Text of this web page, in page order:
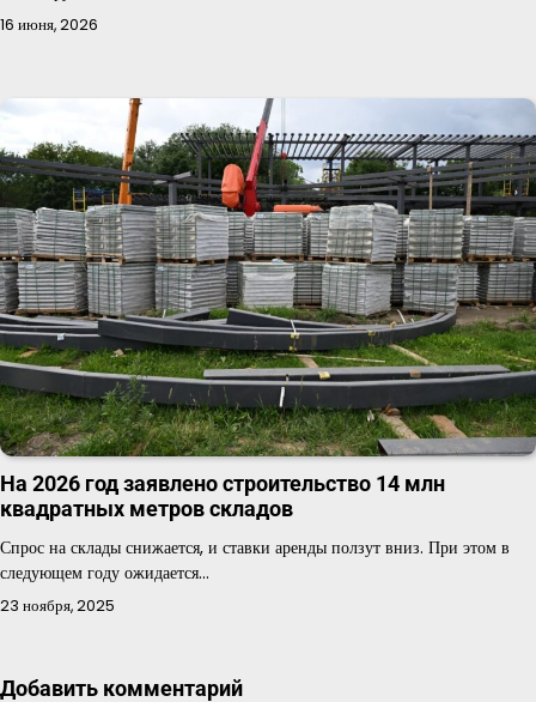
16 июня, 2026
На 2026 год заявлено строительство 14 млн
квадратных метров складов
Спрос на склады снижается, и ставки аренды ползут вниз. При этом в
следующем году ожидается…
23 ноября, 2025
Добавить комментарий